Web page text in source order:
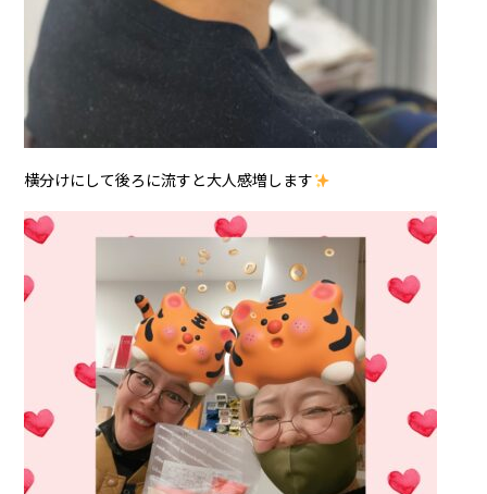
横分けにして後ろに流すと大人感増します